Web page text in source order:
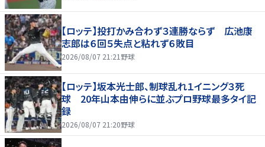
【ロッテ】投打かみ合わず３連勝ならず 広池康
志郎は６回５失点と粘れず６敗目
2026/08/07 21:21 野球
【ロッテ】坂本光士郎、制球乱れ１イニング３死
球 20年山本由伸らに並ぶプロ野球最多タイ記
録
2026/08/07 21:20野球